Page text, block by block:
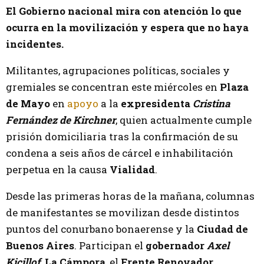
El Gobierno nacional mira con atención lo que
ocurra en la movilización y espera que no haya
incidentes.
Militantes, agrupaciones políticas, sociales y
gremiales se concentran este miércoles en Plaza
de Mayo en apoyo a la expresidenta Cristina
Fernández de Kirchner, quien actualmente cumple
prisión domiciliaria tras la confirmación de su
condena a seis años de cárcel e inhabilitación
perpetua en la causa Vialidad.
Desde las primeras horas de la mañana, columnas
de manifestantes se movilizan desde distintos
puntos del conurbano bonaerense y la Ciudad de
Buenos Aires. Participan el gobernadorAxel